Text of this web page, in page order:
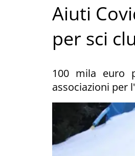
Aiuti
per sci
100 mila euro
associazioni per